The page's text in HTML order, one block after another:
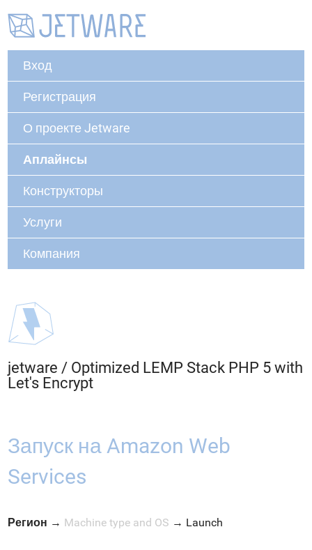
Вход
Регистрация
О проекте Jetware
Аплайнсы
Конструкторы
Услуги
Компания
jetware / Optimized LEMP Stack PHP 5 with
Let's Encrypt
Запуск на Amazon Web
Services
Регион → Machine type and OS → Launch